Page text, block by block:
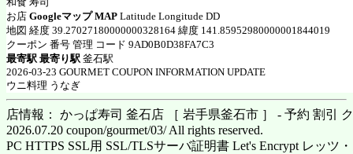
お店 Googleマップ MAP Latitude Longitude DD
地図 経度 39.27027180000000328164 緯度 141.85952980000001844019
クーポン 番号 管理 コード 9AD0B0D38FA7C3
最寄駅 最寄り駅 釜石駅
2026-03-23 GOURMET COUPON INFORMATION UPDATE
ウニ料理 うなぎ
店情報： かっぱ寿司 釜石店 ［ 岩手県釜石市 ］ - 予約 割引
2026.07.20 coupon/gourmet/03/ All rights reserved.
PC HTTPS SSL用 SSL/TLSサーバ証明書 Let's Encrypt レッツ